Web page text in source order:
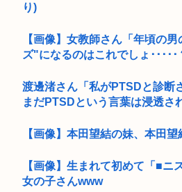
り)
【画像】女教師さん「年頃の
ズ"になるのはこれでしょ･･
渡邊渚さん「私がPTSDと診断
まだPTSDという言葉は浸透さ
【画像】本田望結の妹、本田
【画像】生まれて初めて「■ニ
女の子さんwww